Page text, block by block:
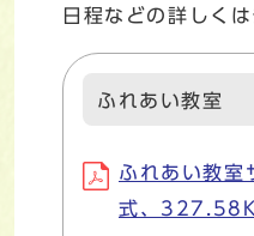
日程などの詳しく
ふれあい教室
ふれあい教
式、